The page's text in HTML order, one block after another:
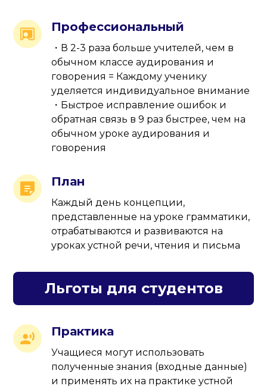
Профессиональный
・В 2-3 раза больше учителей, чем в
обычном классе аудирования и
говорения = Каждому ученику
уделяется индивидуальное внимание
・Быстрое исправление ошибок и
обратная связь в 9 раз быстрее, чем на
обычном уроке аудирования и
говорения
План
Каждый день концепции,
представленные на уроке грамматики,
отрабатываются и развиваются на
уроках устной речи, чтения и письма
Льготы для студентов
Практика
Учащиеся могут использовать
полученные знания (входные данные)
и применять их на практике устной